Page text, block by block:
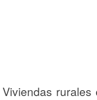
Viviendas rurales